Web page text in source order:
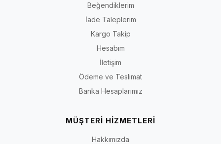
Beğendiklerim
İade Taleplerim
Kargo Takip
Hesabım
İletişim
Ödeme ve Teslimat
Banka Hesaplarımız
MÜŞTERİ HİZMETLERİ
Hakkımızda